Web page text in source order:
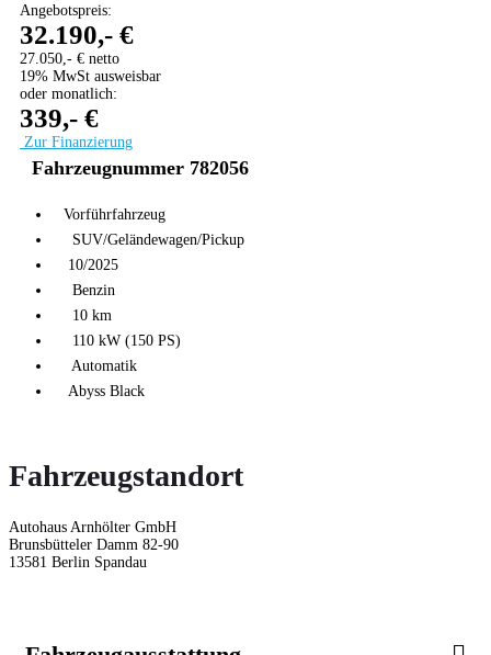
Angebotspreis:
32.190,- €
27.050,- € netto
19% MwSt ausweisbar
oder monatlich:
339,- €
Zur Finanzierung
Fahrzeugnummer 782056
Vorführfahrzeug
SUV/Geländewagen/Pickup
10/2025
Benzin
10 km
110 kW (150 PS)
Automatik
Abyss Black
Fahrzeugstandort
Autohaus Arnhölter GmbH
Brunsbütteler Damm 82-90
13581 Berlin Spandau